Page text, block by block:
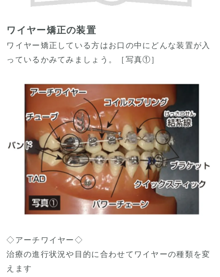
ワイヤー矯正の装置
ワイヤー矯正している方はお口の中にどんな装置が入
っているかみてみましょう。［写真①］
◇アーチワイヤー◇
治療の進行状況や目的に合わせてワイヤーの種類を変
えます